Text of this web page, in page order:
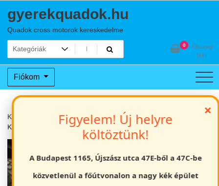
gyerekquadok.hu
Quadok cross motorok kereskedelme
0
Összeg
0 Ft
Fiókom
Kezdőlap Dirt Bike / Pitbike Gyerek off road pocket cross motor
KXD DB701
×
Figyelem! Új helyre
költöztünk!
A Budapest 1165, Újszász utca 47E-ből a 47C-be
közvetlenül a főútvonalon a nagy kék épület